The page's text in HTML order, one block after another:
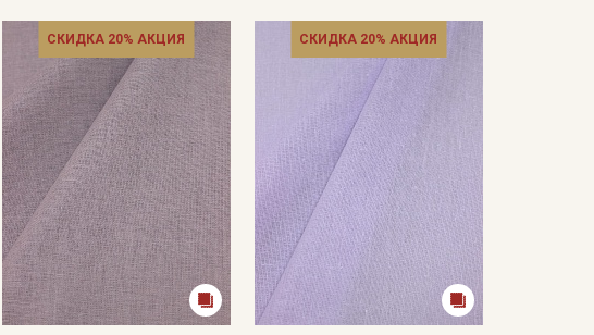
СКИДКА 20% АКЦИЯ СКИДКА 20% АКЦИЯ